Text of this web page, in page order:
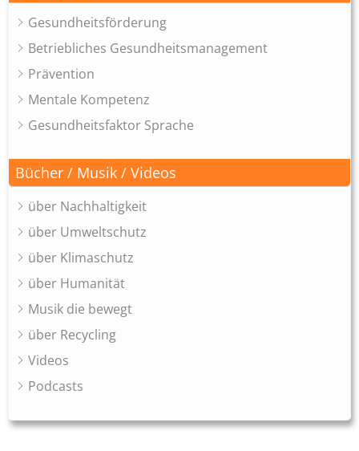
Gesundheitsförderung
Betriebliches Gesundheitsmanagement
Prävention
Mentale Kompetenz
Gesundheitsfaktor Sprache
Bücher / Musik / Videos
über Nachhaltigkeit
über Umweltschutz
über Klimaschutz
über Humanität
Musik die bewegt
über Recycling
Videos
Podcasts